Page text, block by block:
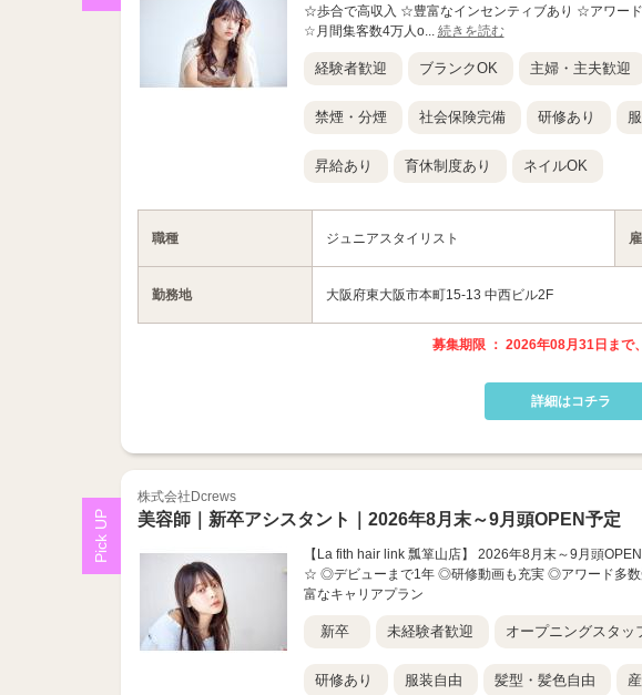
☆歩合で高収入 ☆豊富なインセンティブあり ☆アワー
☆月間集客数4万人o... 続きを読む
経験者歓迎 ブランクOK 主婦・主夫歓迎
禁煙・分煙 社会保険完備 研修あり
昇給あり 育休制度あり ネイルOK
職種 ジュニアスタイリスト
勤務地 大阪府東大阪市本町15-13 中西ビル2F
募集期限 ： 2026年08月31日まで
詳細はコチラ
株式会社Dcrews
美容師｜新卒アシスタント｜2026年8月末～9月頭OPEN予定
【La fith hair link 瓢箪山店】 2026年8月末～9月頭
☆ ◎デビューまで1年 ◎研修動画も充実 ◎アワード多
富なキャリアプラン
新卒 未経験者歓迎 オープニングスタッ
研修あり 服装自由 髪型・髪色自由